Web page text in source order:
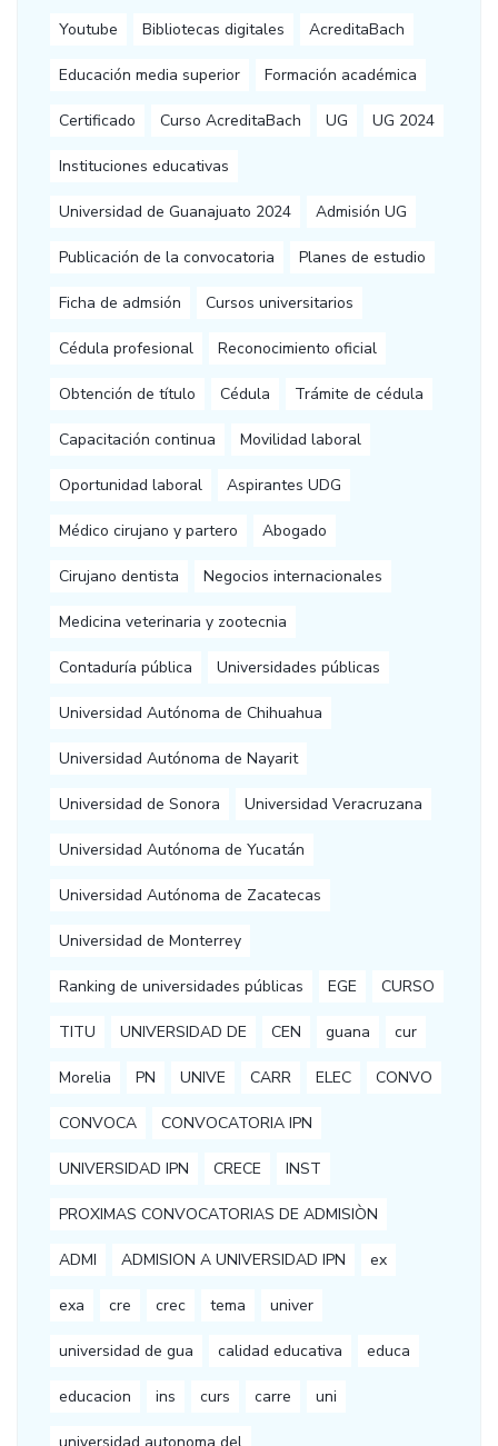
Youtube Bibliotecas digitales AcreditaBach
Educación media superior Formación académica
Certificado Curso AcreditaBach UG UG 2024
Instituciones educativas
Universidad de Guanajuato 2024 Admisión UG
Publicación de la convocatoria Planes de estudio
Ficha de admsión Cursos universitarios
Cédula profesional Reconocimiento oficial
Obtención de título Cédula Trámite de cédula
Capacitación continua Movilidad laboral
Oportunidad laboral Aspirantes UDG
Médico cirujano y partero Abogado
Cirujano dentista Negocios internacionales
Medicina veterinaria y zootecnia
Contaduría pública Universidades públicas
Universidad Autónoma de Chihuahua
Universidad Autónoma de Nayarit
Universidad de Sonora Universidad Veracruzana
Universidad Autónoma de Yucatán
Universidad Autónoma de Zacatecas
Universidad de Monterrey
Ranking de universidades públicas EGE CURSO
TITU UNIVERSIDAD DE CEN guana cur
Morelia PN UNIVE CARR ELEC CONVO
CONVOCA CONVOCATORIA IPN
UNIVERSIDAD IPN CRECE INST
PROXIMAS CONVOCATORIAS DE ADMISIÒN
ADMI ADMISION A UNIVERSIDAD IPN ex
exa cre crec tema univer
universidad de gua calidad educativa educa
educacion ins curs carre uni